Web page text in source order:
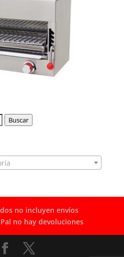
Buscar
no incluyen envíos
no hay devoluciones